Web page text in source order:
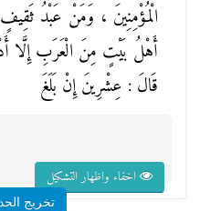
الْمُؤْمِنِينَ ، وَمَنْ عَبْدُ
أَهْلُ بَيْتٍ مِنَ الْعَرَبِ إِلَّا
قَالَ : عِشْرِينَ إِنْ بَلَغَ
اخفاء واظهار التشكيل
تخريج